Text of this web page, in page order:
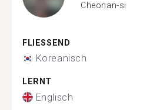
Cheonan-si
FLIESSEND
Koreanisch
LERNT
Englisch